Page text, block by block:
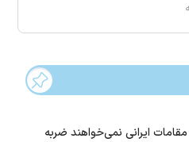
ایرانی نمی‌خواهند ضربه